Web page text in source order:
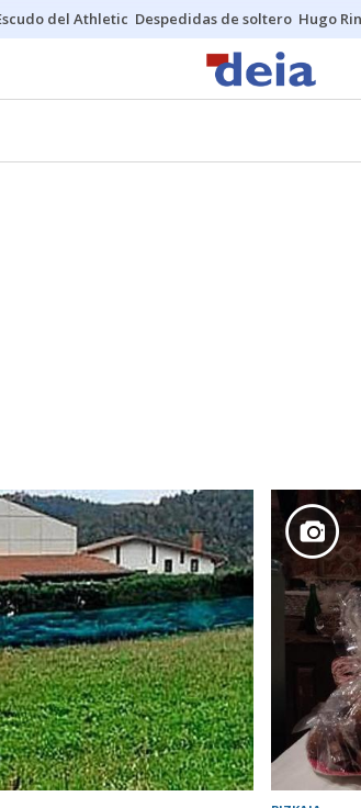
del Athletic Despedidas de soltero Hugo